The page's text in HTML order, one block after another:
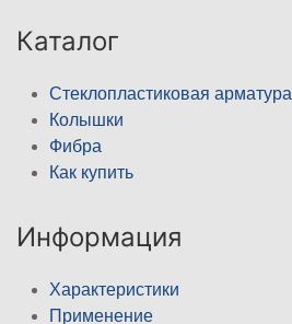
Каталог
Стеклопластиковая арматура
Колышки
Фибра
Как купить
Информация
Характеристики
Применение